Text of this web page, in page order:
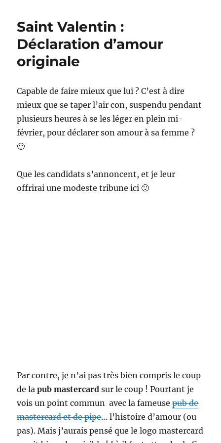
Saint Valentin :
Déclaration d’amour
originale
Capable de faire mieux que lui ? C’est à dire
mieux que se taper l’air con, suspendu pendant
plusieurs heures à se les léger en plein mi-
février, pour déclarer son amour à sa femme ?
🙂
Que les candidats s’annoncent, et je leur
offrirai une modeste tribune ici 🙂
Par contre, je n’ai pas très bien compris le coup
de lapub mastercard sur le coup ! Pourtant je
vois un point commun avec la fameusepub de
mastercard et de pipe… l’histoire d’amour (ou
pas). Mais j’aurais pensé que le logo mastercard